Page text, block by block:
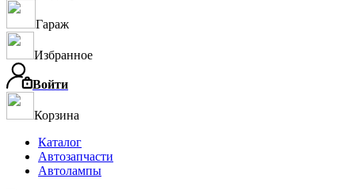
Гараж
Избранное
Войти
Корзина
Каталог
Автозапчасти
Автолампы